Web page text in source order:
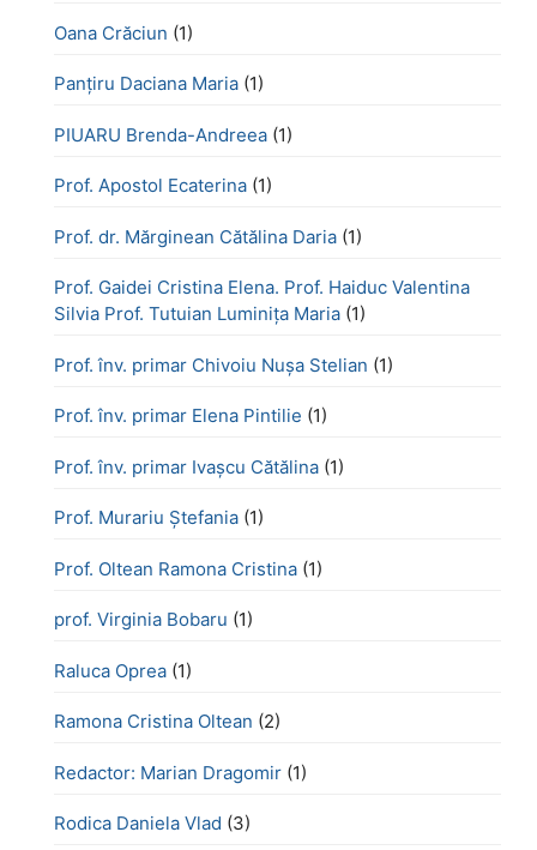
Oana Crăciun (1)
Panțiru Daciana Maria (1)
PIUARU Brenda-Andreea (1)
Prof. Apostol Ecaterina (1)
Prof. dr. Mărginean Cătălina Daria (1)
Prof. Gaidei Cristina Elena. Prof. Haiduc Valentina
Silvia Prof. Tutuian Luminița Maria (1)
Prof. înv. primar Chivoiu Nușa Stelian (1)
Prof. înv. primar Elena Pintilie (1)
Prof. înv. primar Ivașcu Cătălina (1)
Prof. Murariu Ștefania (1)
Prof. Oltean Ramona Cristina (1)
prof. Virginia Bobaru (1)
Raluca Oprea (1)
Ramona Cristina Oltean (2)
Redactor: Marian Dragomir (1)
Rodica Daniela Vlad (3)